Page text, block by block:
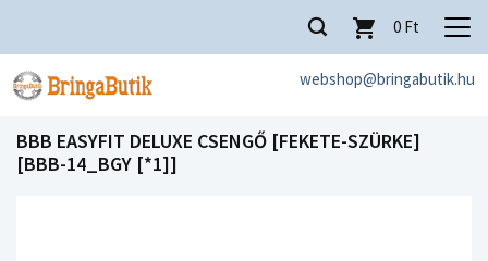
webshop@bringabutik.hu
0 Ft
BBB EASYFIT DELUXE CSENGŐ [FEKETE-SZÜRKE]
[BBB-14_BGY [*1]]